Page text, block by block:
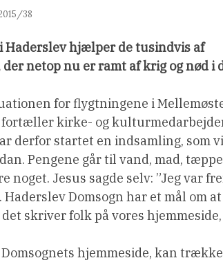
38
Haderslev hjælper de tusindvis af
netop nu er ramt af krig og nød i
for flygtningene i
kirke- og
derfor startet en indsamling, som
Pengene går til vand, mad,
noget. Jesus sagde selv: ”Jeg var
Haderslev Domsogn har et mål om
skriver folk på vores
hjemmeside, kan